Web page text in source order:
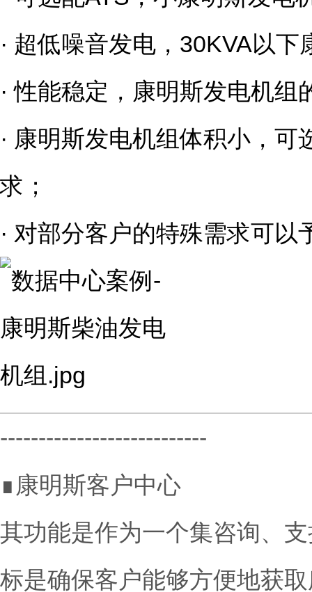
· 超低噪音发电，30KVA以
· 性能稳定，康明斯发电机
· 康明斯发电机组体积小，
求；
· 对部分客户的特殊需求可
---------------------------
∎康明斯客户中心
其功能是作为一个集咨询、
标是确保客户能够方便地获